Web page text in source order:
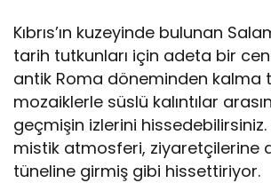
Kıbrıs’ın kuzeyinde bulunan
tarih tutkunları için adeta bir
antik Roma döneminden kalma
mozaiklerle süslü kalıntılar
geçmişin izlerini hissedebilirsiniz.
mistik atmosferi, ziyaretçilerine
tüneline girmiş gibi hissettiriyor.